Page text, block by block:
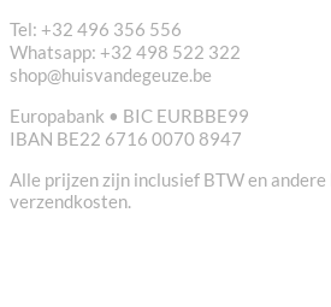
Tel: +32 496 356 556
Whatsapp: +32 498 522 322
shop@huisvandegeuze.be
Europabank • BIC EURBBE99
IBAN BE22 6716 0070 8947
Alle prijzen zijn inclusief BTW en
verzendkosten.